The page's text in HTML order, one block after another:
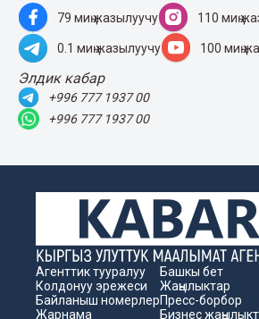
79 миң жазылуучу 110 миң
0.1 миң жазылуучу 100 миң
Элдик кабар
+996 777 1937 00
+996 777 1937 00
Агенттик тууралуу
Колдонуу эрежеси
Байланыш номерлер
Жарнама
Башкы бет
Жаңылыктар
Пресс-борбор
Бизнес